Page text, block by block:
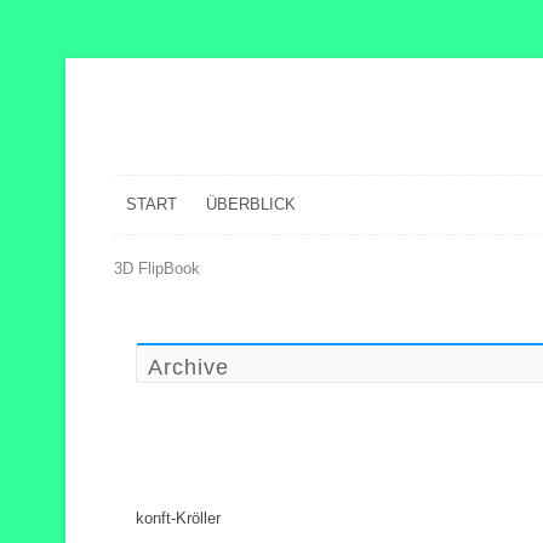
START
ÜBERBLICK
3D FlipBook
Archive
konft-Kröller